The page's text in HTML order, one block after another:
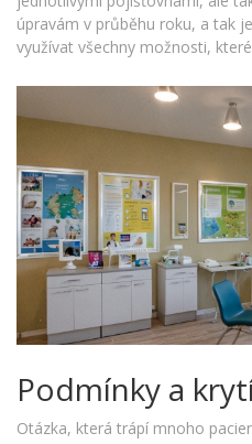
úpravám v průběhu roku, a tak
využívat všechny možnosti,
Podmínky a
Otázka, která trápí mnoho